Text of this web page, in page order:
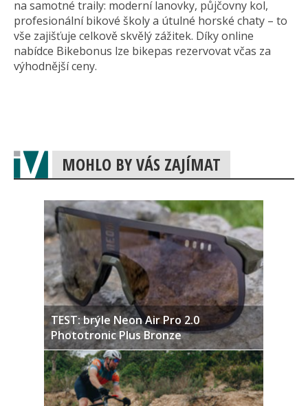
na samotné traily: moderní lanovky, půjčovny kol,
profesionální bikové školy a útulné horské chaty – to
vše zajišťuje celkově skvělý zážitek. Díky online
nabídce Bikebonus lze bikepas rezervovat včas za
výhodnější ceny.
MOHLO BY VÁS ZAJÍMAT
TEST: brýle Neon Air Pro 2.0
Phototronic Plus Bronze